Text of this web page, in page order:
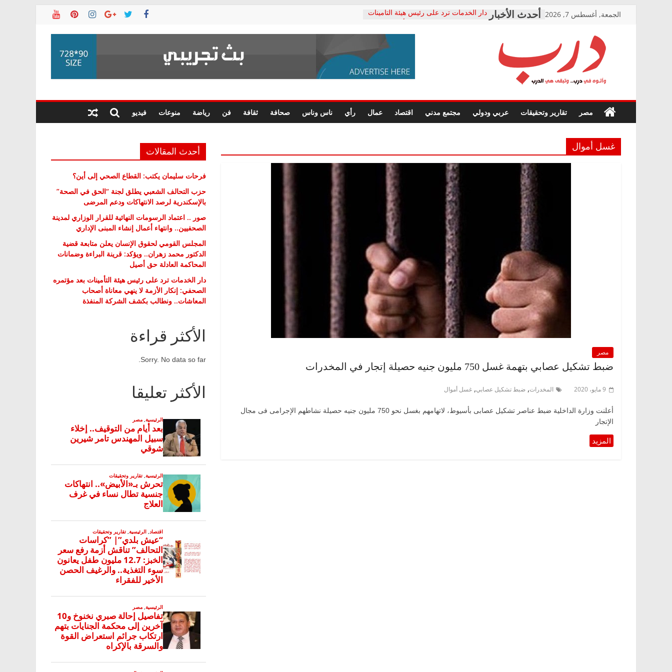
الجمعة, أغسطس 7, 2026
دار الخدمات ترد على رئيس هيئة التأمينات
معاناة أصحاب المعاشات.. ونطالب بكشف
فرحات سليمان يكتب: القطاع الصحي إلى
حزب التحالف الشعبي يطلق لجنة “الحق
صور .. اعتماد الرسومات النهائية للقرار
الوزاري لمدينة الصحفيين.. وانتهاء أعمال
إنشاء المبنى الإداري
قرينة البراءة وضمانات المحاكمة العادلة
حق أصيل
درب
في
درب..
هي
الدرب
مصر تقارير وتحقيقات عربي ودولي مجتمع مدني اقتصاد عمال رأي ناس وناس صحافة ثقافة فن رياضة منوعات فيديو
غسل أموال
مصر
ضبط تشكيل عصابي بتهمة غسل 750 مليون جنيه حصيلة إتجار في المخدرات
9 مايو، 2020 المخدرات, ضبط تشكيل عصابي, غسل أموال
أعلنت وزارة الداخلية ضبط عناصر تشكيل عصابى بأسيوط، لاتهامهم بغسل نحو 750 مليون جنيه حصيلة نشاطهم الإجرامى فى مجال
الإتجار
أحدث المقالات
فرحات سليمان يكتب: القطاع الصحي إلى أين؟
حزب التحالف الشعبي يطلق لجنة “الحق في الصحة”
بالإسكندرية لرصد الانتهاكات ودعم المرضى
صور .. اعتماد الرسومات النهائية للقرار الوزاري لمدينة
الصحفيين.. وانتهاء أعمال إنشاء المبنى الإداري
المجلس القومي لحقوق الإنسان يعلن متابعة قضية
الدكتور محمد زهران.. ويؤكد: قرينة البراءة وضمانات
المحاكمة العادلة حق أصيل
دار الخدمات ترد على رئيس هيئة التأمينات بعد مؤتمره
الصحفي: إنكار الأزمة لا ينهي معاناة أصحاب
المعاشات.. ونطالب بكشف الشركة المنفذة
الأكثر قراءة
Sorry. No data so far.
الأكثر تعليقا